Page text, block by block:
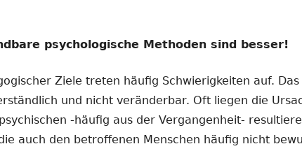
psychologische Methoden sind besser!
Ziele treten häufig Schwierigkeiten auf.
und nicht veränderbar. Oft liegen die
-häufig aus der Vergangenheit-
auch den betroffenen Menschen häufig nicht